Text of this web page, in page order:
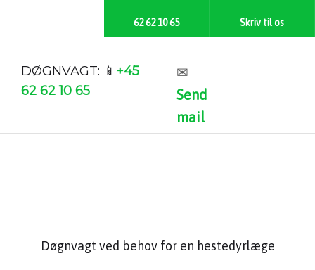
DØGNVAGT: ​📱 +45
62 62 10 65
✉​
Send
mail
Døgnvagt ved behov for en hestedyrlæge
62 62 10 65 Skriv til os​